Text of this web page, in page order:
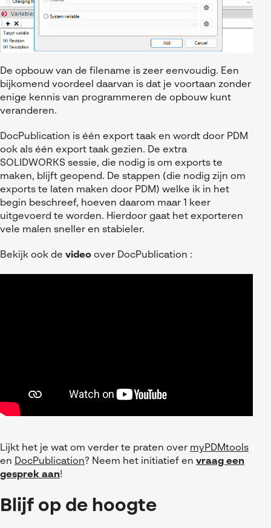
De opbouw van de filename is zeer eenvoudig. Een
bijkomend voordeel daarvan is dat je voortaan zonder
enige kennis van programmeren de opbouw kunt
veranderen.
DocPublication is één export taak en wordt door PDM
ook als één export taak gezien. De extra
SOLIDWORKS sessie, die nodig is om exports te
maken, blijft geopend. De stappen (die nodig zijn om
exports te laten maken door PDM) welke ik in het
begin beschreef, hoeven daarom maar 1 keer
uitgevoerd te worden. Hierdoor gaat het exporteren
vele malen sneller en stabieler.
Bekijk ook de video over DocPublication :
Lijkt het je wat om verder te praten over myPDMtools
en DocPublication? Neem het initiatief en vraag een
gesprek aan!
Blijf op de hoogte